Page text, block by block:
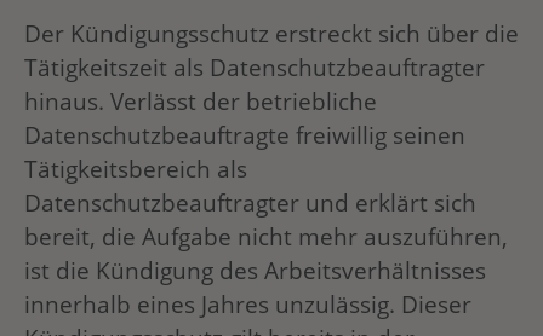
Der Kündigungsschutz erstreckt sich über die
Tätigkeitszeit als Datenschutzbeauftragter
hinaus. Verlässt der betriebliche
Datenschutzbeauftragte freiwillig seinen
Tätigkeitsbereich als
Datenschutzbeauftragter und erklärt sich
bereit, die Aufgabe nicht mehr auszuführen,
ist die Kündigung des Arbeitsverhältnisses
innerhalb eines Jahres unzulässig. Dieser